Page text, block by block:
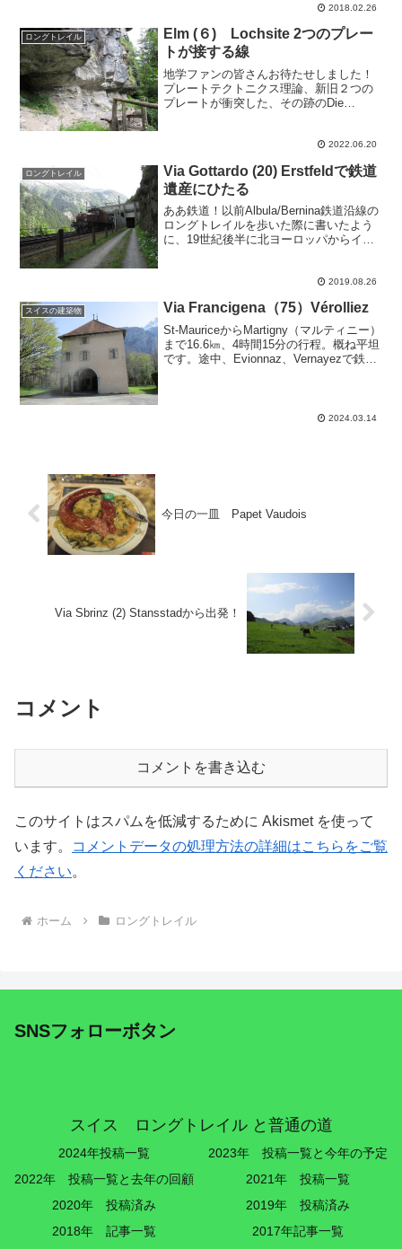
きますが、舗装道路を歩く部分はほと...
2018.02.26
ロングトレイル
Elm (６) Lochsite 2つのプレー
トが接する線
地学ファンの皆さんお待たせしました！
プレートテクトニクス理論、新旧２つの
プレートが衝突した、その跡のDie
SuworowとSoolの集落への分岐（...2022.06.20
ロングトレイル
Via Gottardo (20) Erstfeldで鉄道
遺産にひたる
ああ鉄道！以前Albula/Bernina鉄道沿線の
ロングトレイルを歩いた際に書いたよう
に、19世紀後半に北ヨーロッパからイタ
Gotthard経由だけではありませんでし
2019.08.26
スイスの建築物 Via Francigena（75）Vérolliez
St-MauriceからMartigny（マルティニー）
まで16.6㎞、4時間15分の行程。概ね平坦
です。途中、Evionnaz、Vernayezで鉄道
2024.03.14
今日の一皿 Papet Vaudois
Via Sbrinz (2) Stansstadから出発！
コメント
コメントを書き込む
このサイトはスパムを低減するために Akismet を使って
います。
コメントデータの処理方法の詳細はこちらをご覧
ください。
ホーム ロングトレイル
SNSフォローボタン
スイス ロングトレイル と普通の道
2024年投稿一覧
2023年 投稿一覧と今年の予定
2022年 投稿一覧と去年の回顧
2021年 投稿一覧
2020年 投稿済み
2019年 投稿済み
2018年 記事一覧
2017年記事一覧